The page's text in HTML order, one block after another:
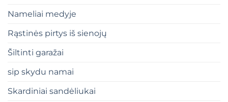
Nameliai medyje
Rąstinės pirtys iš sienojų
Šiltinti garažai
sip skydu namai
Skardiniai sandėliukai